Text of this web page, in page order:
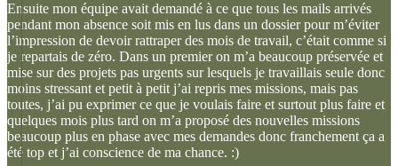
Ensuite mon équipe avait demandé à ce que tous les mails arrivés
pendant mon absence soit mis en lus dans un dossier pour m’éviter
l’impression de devoir rattraper des mois de travail, c’était comme si
je repartais de zéro. Dans un premier on m’a beaucoup préservée et
mise sur des projets pas urgents sur lesquels je travaillais seule donc
moins stressant et petit à petit j’ai repris mes missions, mais pas
toutes, j’ai pu exprimer ce que je voulais faire et surtout plus faire et
quelques mois plus tard on m’a proposé des nouvelles missions
beaucoup plus en phase avec mes demandes donc franchement ça a
été top et j’ai conscience de ma chance. :)